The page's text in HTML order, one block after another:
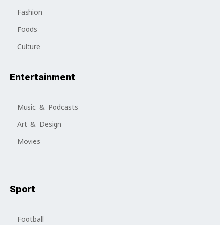
Fashion
Foods
Culture
Entertainment
Music & Podcasts
Art & Design
Movies
Sport
Football